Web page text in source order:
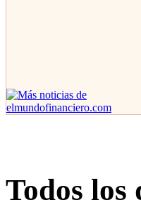
Todos los